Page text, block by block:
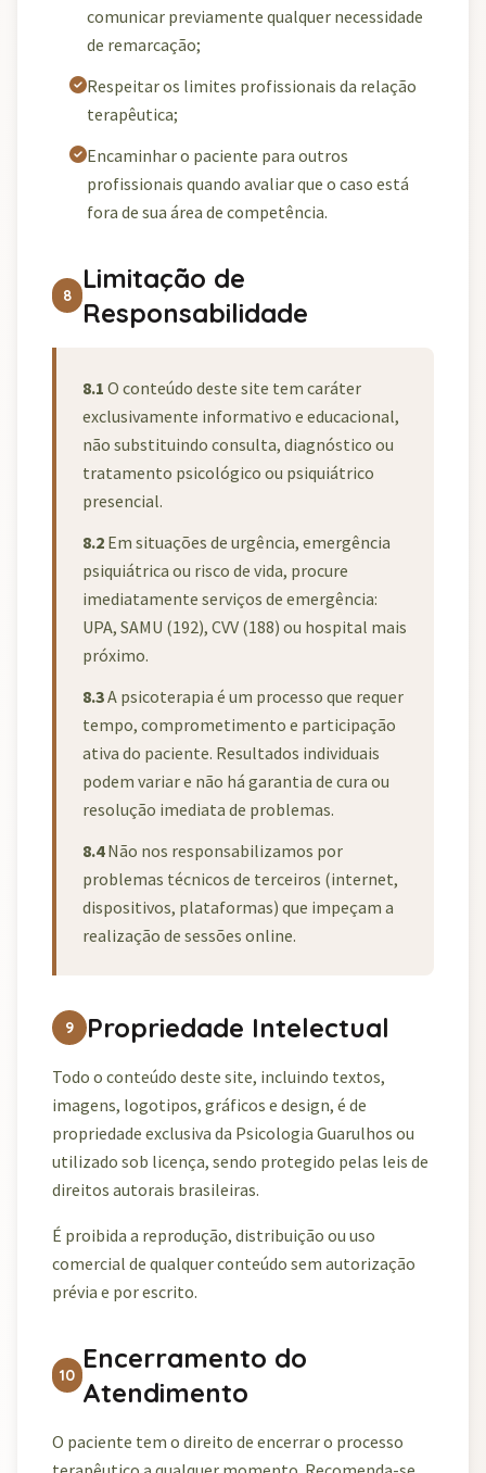
comunicar previamente qualquer necessidade
de remarcação;
Respeitar os limites profissionais da relação
terapêutica;
Encaminhar o paciente para outros
profissionais quando avaliar que o caso está
fora de sua área de competência.
8
Limitação de
Responsabilidade
8.1 O conteúdo deste site tem caráter
exclusivamente informativo e educacional,
não substituindo consulta, diagnóstico ou
tratamento psicológico ou psiquiátrico
presencial.
8.2 Em situações de urgência, emergência
psiquiátrica ou risco de vida, procure
imediatamente serviços de emergência:
UPA, SAMU (192), CVV (188) ou hospital mais
próximo.
8.3A psicoterapia é um processo que requer
tempo, comprometimento e participação
ativa do paciente. Resultados individuais
podem variar e não há garantia de cura ou
resolução imediata de problemas.
8.4Não nos responsabilizamos por
problemas técnicos de terceiros (internet,
dispositivos, plataformas) que impeçam a
realização de sessões online.
9 Propriedade Intelectual
Todo o conteúdo deste site, incluindo textos,
imagens, logotipos, gráficos e design, é de
propriedade exclusiva da Psicologia Guarulhos ou
utilizado sob licença, sendo protegido pelas leis de
direitos autorais brasileiras.
É proibida a reprodução, distribuição ou uso
comercial de qualquer conteúdo sem autorização
prévia e por escrito.
10
Encerramento do
Atendimento
O paciente tem o direito de encerrar o processo